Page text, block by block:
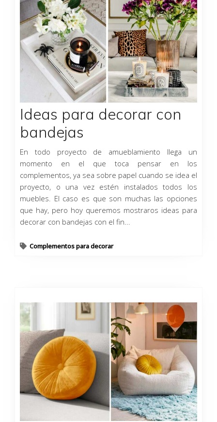
Ideas para decorar con
bandejas
En todo proyecto de amueblamiento llega un
momento en el que toca pensar en los
complementos, ya sea sobre papel cuando se idea el
proyecto, o una vez estén instalados todos los
muebles. El caso es que son muchas las opciones
que hay, pero hoy queremos mostraros ideas para
decorar con bandejas con el fin...
Complementos para decorar